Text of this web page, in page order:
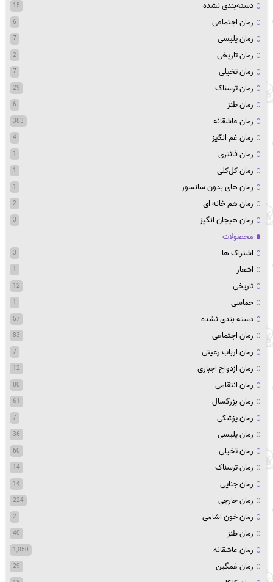
دسته‌بندی نشده 15
رمان اجتماعی 6
رمان پلیسی 7
رمان تاریخی 2
رمان تخیلی 7
رمان ترسناک 29
رمان طنز 6
رمان عاشقانه 383
رمان غم انگیز 4
رمان فانتزی 1
رمان کل‌کلی 1
رمان های بدون سانسور 1
رمان هم خانه ای 2
رمان هیجان انگیز 3
محصولات
اشتراک ها
3
اشعار 1
تاریخی 12
حماسی 1
دسته بندی نشده 57
رمان اجتماعی 83
رمان ارباب رعیتی 7
رمان ازدواج اجباری 12
رمان انتقامی 80
رمان بزرگسال 61
رمان پزشکی 7
رمان پلیسی 36
رمان تخیلی 60
رمان ترسناک 14
رمان جنایی 14
رمان خارجی 224
رمان خون اشامی 2
رمان طنز 40
رمان عاشقانه 1,050
رمان غمگین 29